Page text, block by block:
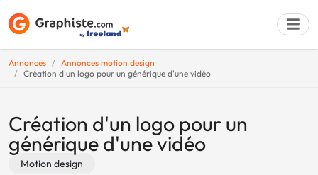
Annonces
Annonces motion design
Création d'un logo pour un générique d'une vidéo
Création d'un logo pour un
générique d'une vidéo
Motion design